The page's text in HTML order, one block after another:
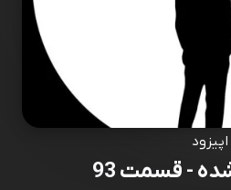
اپیزود
- قسمت 93